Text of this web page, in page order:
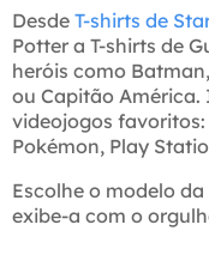
Desde T-shirts de
Potter a T-shirts de
heróis como
ou Capitão América.
videojogos
Pokémon, Play
Escolhe o modelo
exibe-a com o